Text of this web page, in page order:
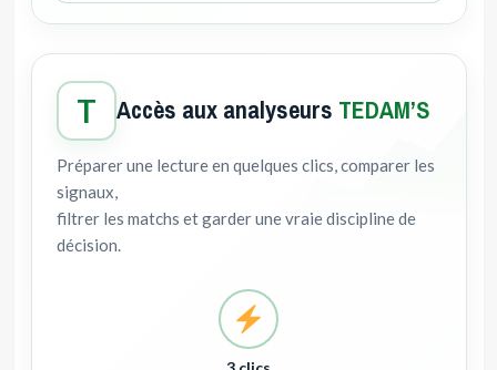
T Accès aux analyseurs TEDAM’S
Préparer une lecture en quelques clics, comparer les
signaux,
filtrer les matchs et garder une vraie discipline de
décision.